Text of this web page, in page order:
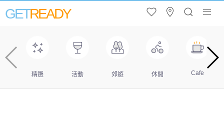
GETREADY
精選 活動 郊遊 休閒 Cafe